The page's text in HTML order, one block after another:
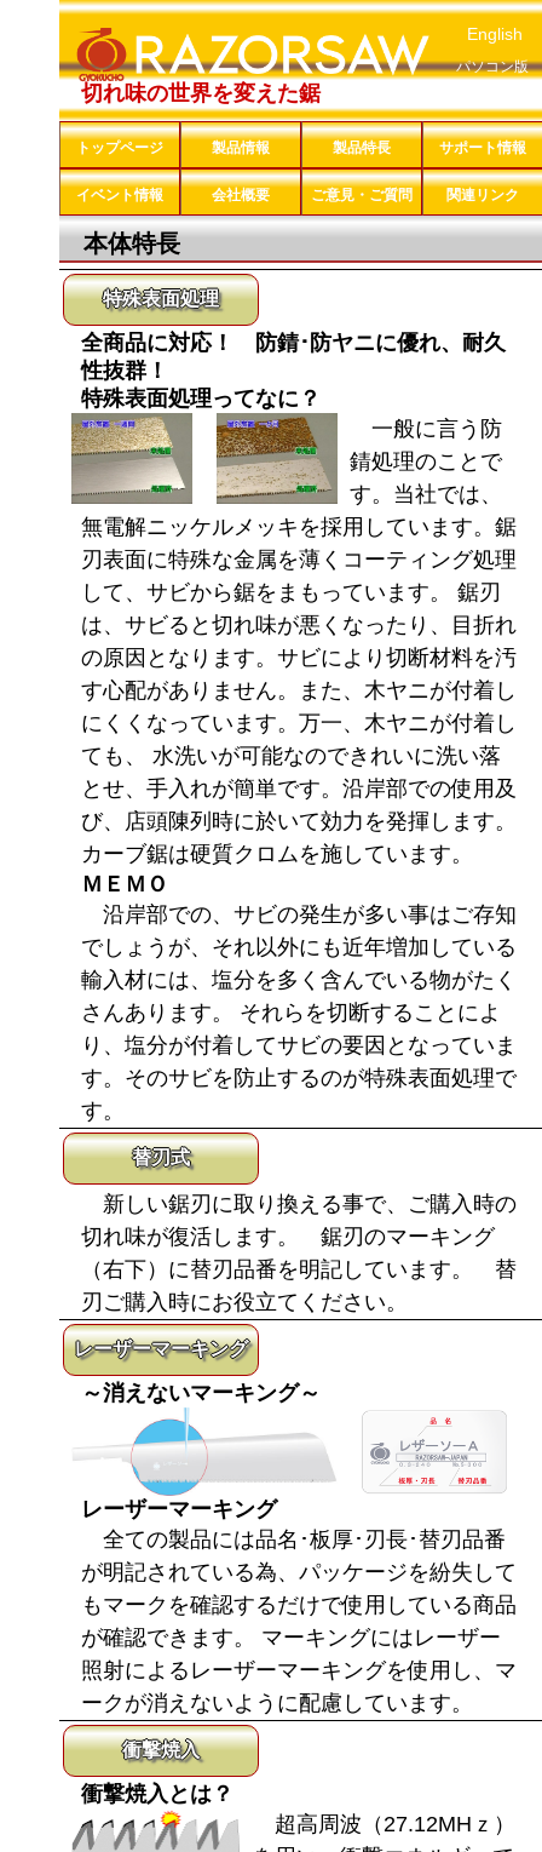
切れ味の世界を変えた鋸
トップページ 製品情報 製品特長 サポート情報
イベント情報 会社概要 ご意見・ご質問 関連リンク
English
パソコン版
本体特長
特殊表面処理
全商品に対応！ 防錆･防ヤニに優れ、耐久
性抜群！
特殊表面処理ってなに？
一般に言う防
錆処理のことで
す。当社では、
無電解ニッケルメッキを採用しています。鋸
刃表面に特殊な金属を薄くコーティング処理
して、サビから鋸をまもっています。 鋸刃
は、サビると切れ味が悪くなったり、目折れ
の原因となります。サビにより切断材料を汚
す心配がありません。また、木ヤニが付着し
にくくなっています。万一、木ヤニが付着し
ても、 水洗いが可能なのできれいに洗い落
とせ、手入れが簡単です。沿岸部での使用及
び、店頭陳列時に於いて効力を発揮します。
カーブ鋸は硬質クロムを施しています。
ＭＥＭＯ
沿岸部での、サビの発生が多い事はご存知
でしょうが、それ以外にも近年増加している
輸入材には、塩分を多く含んでいる物がたく
さんあります。 それらを切断することによ
り、塩分が付着してサビの要因となっていま
す。そのサビを防止するのが特殊表面処理で
す。
替刃式
新しい鋸刃に取り換える事で、ご購入時の
切れ味が復活します。 鋸刃のマーキング
（右下）に替刃品番を明記しています。 替
刃ご購入時にお役立てください。
レーザーマーキング
～消えないマーキング～
レーザーマーキング
全ての製品には品名･板厚･刃長･替刃品番
が明記されている為、パッケージを紛失して
もマークを確認するだけで使用している商品
が確認できます。 マーキングにはレーザー
照射によるレーザーマーキングを使用し、マ
ークが消えないように配慮しています。
衝撃焼入
衝撃焼入とは？
超高周波（27.12MHｚ）